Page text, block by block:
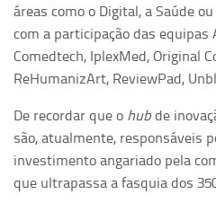
áreas como o Digital, a Saúde
com a participação das equipas
Comedtech, IplexMed, Original
ReHumanizArt, ReviewPad,
De recordar que o hubde
são, atualmente, responsáveis
investimento angariado pela
que ultrapassa a fasquia dos